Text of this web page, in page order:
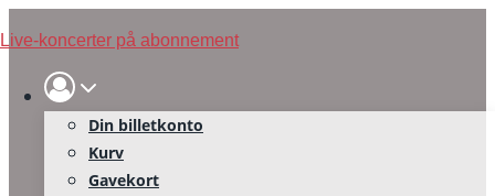
to
content
Live-koncerter på abonnement
Din billetkonto
Kurv
Gavekort